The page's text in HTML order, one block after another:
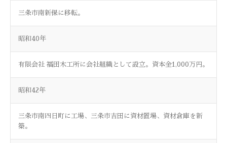
三条市南新保に移転。
昭和40年
有限会社 福田木工所に会社組織として設立。資本金1,000万円。
昭和42年
三条市南四日町に工場、三条市吉田に資材置場、資材倉庫を新
築。